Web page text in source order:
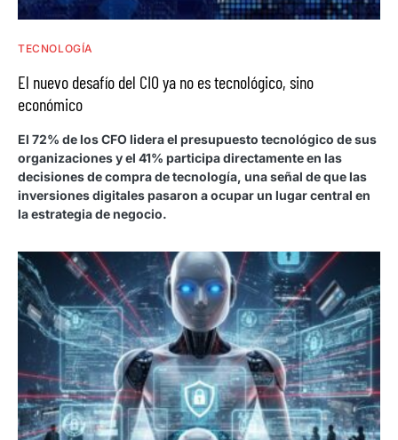
TECNOLOGÍA
El nuevo desafío del CIO ya no es tecnológico, sino
económico
El 72% de los CFO lidera el presupuesto tecnológico de sus
organizaciones y el 41% participa directamente en las
decisiones de compra de tecnología, una señal de que las
inversiones digitales pasaron a ocupar un lugar central en
la estrategia de negocio.